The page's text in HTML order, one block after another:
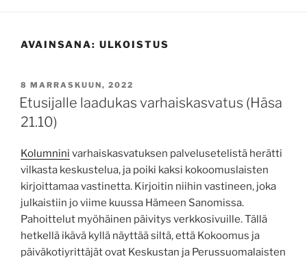
AVAINSANA: ULKOISTUS
JULKAISTU
8 MARRASKUUN, 2022
Etusijalle laadukas varhaiskasvatus (Häsa
21.10)
Kolumnini varhaiskasvatuksen palvelusetelistä herätti
vilkasta keskustelua, ja poiki kaksi kokoomuslaisten
kirjoittamaa vastinetta. Kirjoitin niihin vastineen, joka
julkaistiin jo viime kuussa Hämeen Sanomissa.
Pahoittelut myöhäinen päivitys verkkosivuille. Tällä
hetkellä ikävä kyllä näyttää siltä, että Kokoomus ja
päiväkotiyrittäjät ovat Keskustan ja Perussuomalaisten